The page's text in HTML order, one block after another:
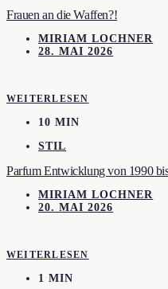
Frauen an die Waffen?!
MIRIAM LOCHNER
28. MAI 2026
WEITERLESEN
10 MIN
STIL
Parfum Entwicklung von 1990
MIRIAM LOCHNER
20. MAI 2026
WEITERLESEN
1 MIN